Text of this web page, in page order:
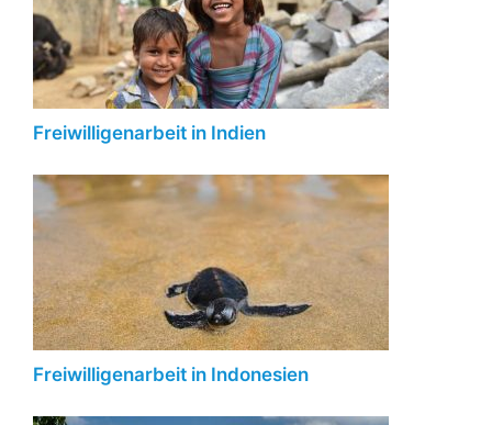
Freiwilligenarbeit in Indien
Freiwilligenarbeit in Indonesien